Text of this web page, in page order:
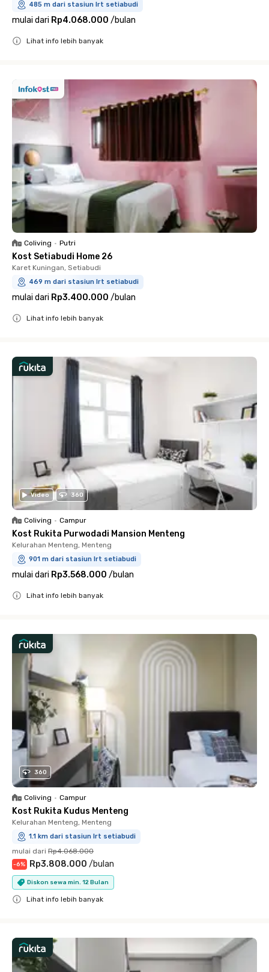
485 m dari stasiun lrt setiabudi
mulai dari Rp4.068.000 /bulan
Lihat info lebih banyak
Coliving • Putri
Kost Setiabudi Home 26
Karet Kuningan, Setiabudi
469 m dari stasiun lrt setiabudi
mulai dari Rp3.400.000 /bulan
Lihat info lebih banyak
Video 360
Coliving • Campur
Kost Rukita Purwodadi Mansion Menteng
Kelurahan Menteng, Menteng
901 m dari stasiun lrt setiabudi
mulai dari Rp3.568.000 /bulan
Lihat info lebih banyak
360
Coliving • Campur
Kost Rukita Kudus Menteng
Kelurahan Menteng, Menteng
1.1 km dari stasiun lrt setiabudi
mulai dari Rp4.068.000
-6% Rp3.808.000 /bulan
Diskon sewa min. 12 Bulan
Lihat info lebih banyak